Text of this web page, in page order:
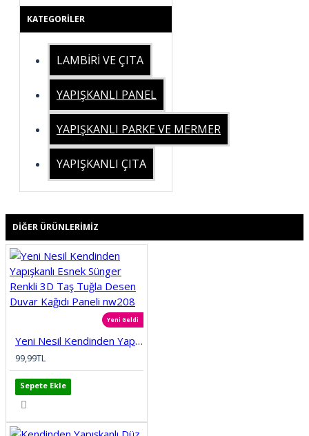
KATEGORILER
LAMBİRİ VE ÇITA
YAPIŞKANLI PANEL
YAPIŞKANLI PARKE VE MERMER
YAPIŞKANLI ÇITA
DIĞER ÜRÜNLERIMIZ
Yeni Geldi
Yeni Nesil Kendinden Yapışkanlı Esnek Sünger Renkli 3D Taş Tuğla Desen Duvar Kağıdı Paneli nw208
99,99TL
Sepete Ekle